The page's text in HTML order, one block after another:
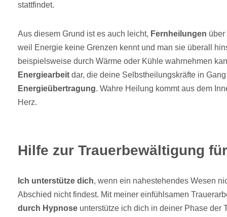
stattfindet.
Aus diesem Grund ist es auch leicht, Fernheilungen über
weil Energie keine Grenzen kennt und man sie überall
beispielsweise durch Wärme oder Kühle wahrnehmen
Energiearbeit dar, die deine Selbstheilungskräfte in
Energieübertragung. Wahre Heilung kommt aus dem
Herz.
Hilfe zur Trauerbewältigung
Ich unterstütze dich, wenn ein nahestehendes Wesen
Abschied nicht findest. Mit meiner einfühlsamen
durch Hypnose unterstütze ich dich in deiner Phase der